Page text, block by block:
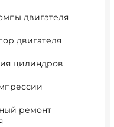
двигателя
двигателя
цилиндров
ремонт